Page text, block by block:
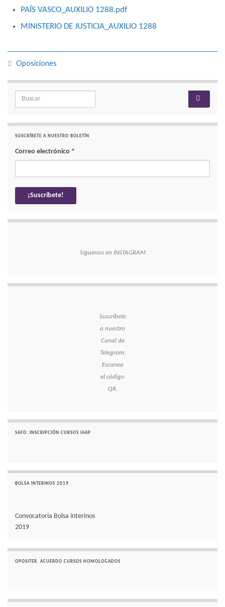
PAÍS VASCO_AUXILIO 1288.pdf
MINISTERIO DE JUSTICIA_AUXILIO 1288
Oposiciones
Search for:
SUSCRÍBETE A NUESTRO BOLETÍN
Correo electrónico *
Síguenos en INSTAGRAM
Suscríbete
a nuestro
Canal de
Telegram.
Escanea
el código
QR.
SAFO: INSCRIPCIÓN CURSOS IAAP
BOLSA INTERINOS 2019
Convocatoria Bolsa interinos
2019
OPOSITER. ACUERDO CURSOS HOMOLOGADOS